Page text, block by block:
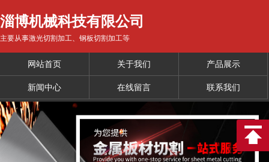
淄博机械科技有限公司
主要从事激光切割加工、钢板切割加工等
网站首页 关于我们 产品展示
新闻中心 在线留言 联系我们